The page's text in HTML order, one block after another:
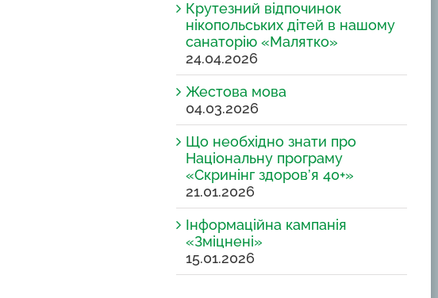
Крутезний відпочинок
нікопольських дітей в нашому
санаторію «Малятко»
24.04.2026
Жестова мова
04.03.2026
Що необхідно знати про
Національну програму
«Скринінг здоров’я 40+»
21.01.2026
Інформаційна кампанія
«Зміцнені»
15.01.2026